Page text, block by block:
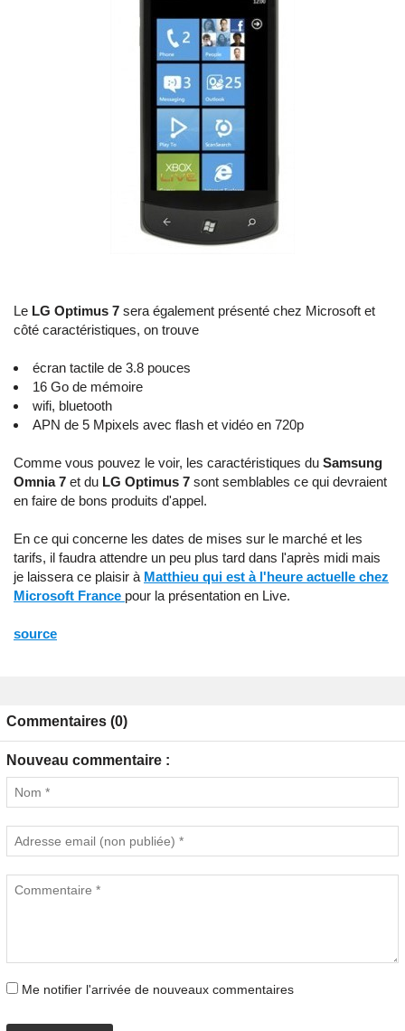
Le LG Optimus 7 sera également présenté chez Microsoft et
côté caractéristiques, on trouve
écran tactile de 3.8 pouces
16 Go de mémoire
wifi, bluetooth
APN de 5 Mpixels avec flash et vidéo en 720p
Comme vous pouvez le voir, les caractéristiques du Samsung
Omnia 7 et du LG Optimus 7 sont semblables ce qui devraient
en faire de bons produits d'appel.
En ce qui concerne les dates de mises sur le marché et les
tarifs, il faudra attendre un peu plus tard dans l'après midi mais
je laissera ce plaisir à Matthieu qui est à l'heure actuelle chez
Microsoft France pour la présentation en Live.
source
Commentaires (0)
Nouveau commentaire :
Me notifier l'arrivée de nouveaux commentaires